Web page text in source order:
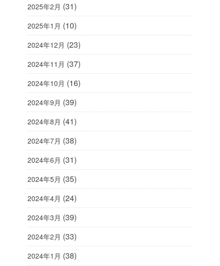
2025年2月 (31)
2025年1月 (10)
2024年12月 (23)
2024年11月 (37)
2024年10月 (16)
2024年9月 (39)
2024年8月 (41)
2024年7月 (38)
2024年6月 (31)
2024年5月 (35)
2024年4月 (24)
2024年3月 (39)
2024年2月 (33)
2024年1月 (38)